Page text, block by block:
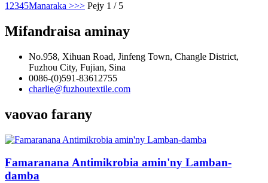
1 2345Manaraka >>> Pejy 1 / 5
Mifandraisa aminay
No.958, Xihuan Road, Jinfeng Town, Changle District,
Fuzhou City, Fujian, Sina
0086-(0)591-83612755
charlie@fuzhoutextile.com
vaovao farany
Famaranana Antimikrobia amin'ny Lamban-
damba